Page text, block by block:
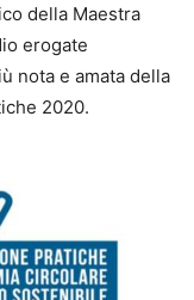
della Maestra
erogate
nota e amata della
2020.